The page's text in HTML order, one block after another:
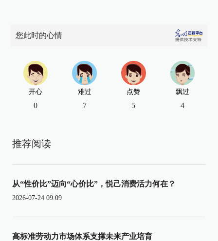
您此时的心情
开心
0
难过
7
点赞
5
飘过
4
推荐阅读
从“性价比”迈向“心价比”，悦己消费活力何在？
2026-07-24 09:09
高标准劳动力市场体系支撑未来产业培育